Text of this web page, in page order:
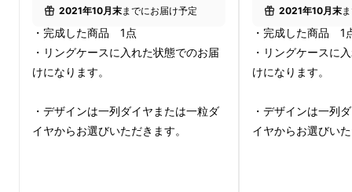
Makuakeにて新ブランドデ
ビュー
2021年10月末までにお届け予定
・完成した商品 1点
・リングケースに入れた状態でのお届
けになります。
・デザインは一列ダイヤまたは一粒ダ
イヤからお選びいただきます。
2021年10月末
・完成した商品 1
・リングケースに
けになります。
・デザインは一列
イヤからお選びい